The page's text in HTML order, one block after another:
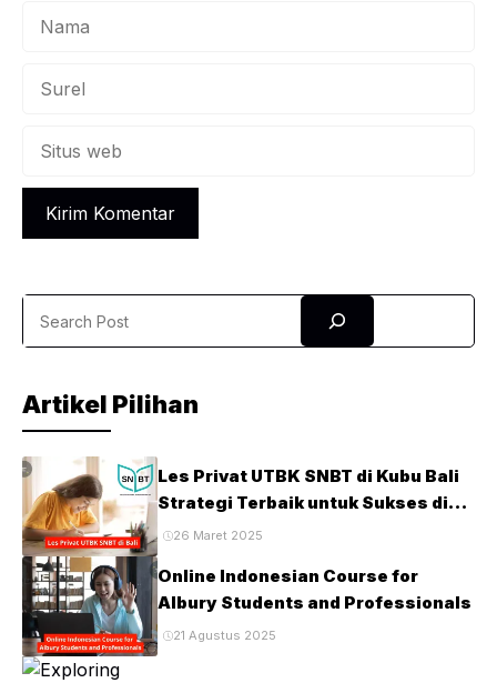
Artikel Pilihan
Les Privat UTBK SNBT di Kubu Bali
Strategi Terbaik untuk Sukses di
Ujian PTN
26 Maret 2025
Online Indonesian Course for
Albury Students and Professionals
21 Agustus 2025